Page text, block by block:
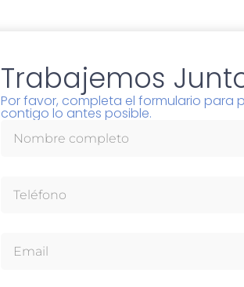
Trabajemos
Por favor, completa el formulario para
contigo lo antes posible.